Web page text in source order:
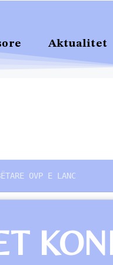
Aktualitet
OVP E LANC